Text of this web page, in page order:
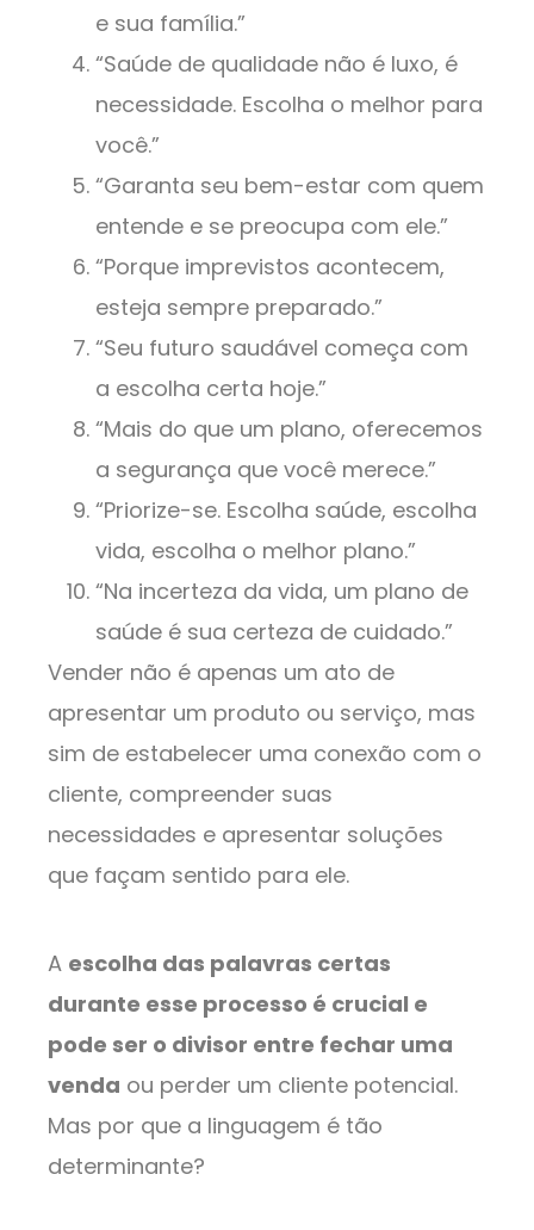
e sua família.”
“Saúde de qualidade não é luxo, é
necessidade. Escolha o melhor para
você.”
“Garanta seu bem-estar com quem
entende e se preocupa com ele.”
“Porque imprevistos acontecem,
esteja sempre preparado.”
“Seu futuro saudável começa com
a escolha certa hoje.”
“Mais do que um plano, oferecemos
a segurança que você merece.”
“Priorize-se. Escolha saúde, escolha
vida, escolha o melhor plano.”
“Na incerteza da vida, um plano de
saúde é sua certeza de cuidado.”
Vender não é apenas um ato de
apresentar um produto ou serviço, mas
sim de estabelecer uma conexão com o
cliente, compreender suas
necessidades e apresentar soluções
que façam sentido para ele.
A escolha das palavras certas
durante esse processo é crucial e
pode ser o divisor entre fechar uma
venda ou perder um cliente potencial.
Mas por que a linguagem é tão
determinante?